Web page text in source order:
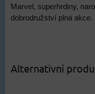
Marvel, superhrdiny,
dobrodružství plná akce.
Alternativní